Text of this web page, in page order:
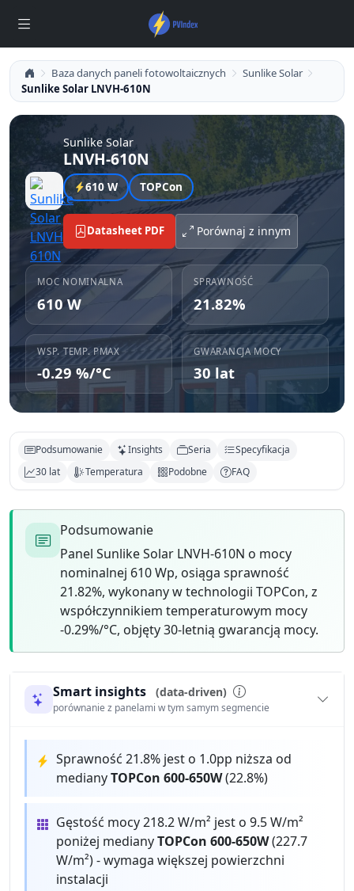
Baza danych paneli fotowoltaicznych
Sunlike Solar
Sunlike Solar LNVH-610N
Sunlike Solar
LNVH-610N
610 W TOPCon
Datasheet PDF Porównaj z innym
MOC NOMINALNA
610 W
SPRAWNOŚĆ
21.82%
WSP. TEMP. PMAX
-0.29 %/°C
GWARANCJA MOCY
30 lat
Podsumowanie Insights Seria
Specyfikacja
30 lat
Temperatura Podobne FAQ
Podsumowanie
Panel Sunlike Solar LNVH-610N o mocy
nominalnej 610 Wp, osiąga sprawność
21.82%, wykonany w technologii TOPCon, z
współczynnikiem temperaturowym mocy
-0.29%/°C, objęty 30-letnią gwarancją mocy.
Smart insights (data-driven)
porównanie z panelami w tym samym segmencie
Sprawność 21.8% jest o 1.0pp niższa od
medianyTOPCon 600-650W(22.8%)
Gęstość mocy 218.2 W/m² jest o 9.5 W/m²
poniżej medianyTOPCon 600-650W(227.7
W/m²) - wymaga większej powierzchni
instalacji